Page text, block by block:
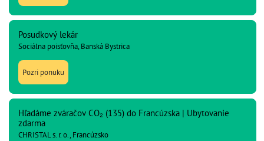
Posudkový lekár
Sociálna poisťovňa, Banská Bystrica
Pozri ponuku
Hľadáme zváračov CO₂ (135) do Francúzska | Ubytovanie
zdarma
CHRISTAL s. r. o., Francúzsko